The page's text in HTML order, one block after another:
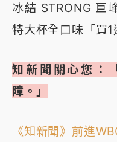
冰結 STRONG 巨
特大杯全口味「買1
知新聞關心您：
障。」
《知新聞》前進